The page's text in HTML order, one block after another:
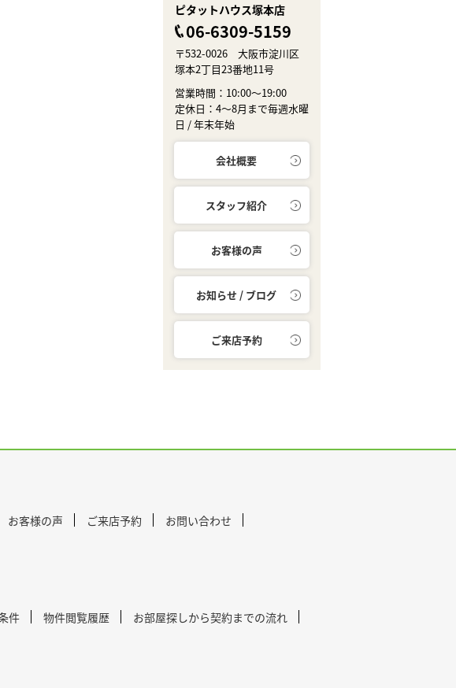
ピタットハウス塚本店
06-6309-5159
〒532-0026 大阪市淀川区
塚本2丁目23番地11号
営業時間：10:00～19:00
定休日：4～8月まで毎週水曜
日 / 年末年始
会社概要
スタッフ紹介
お客様の声
お知らせ / ブログ
ご来店予約
お客様の声 ご来店予約
お問い合わせ
件 物件閲覧履歴
お部屋探しから契約までの流れ